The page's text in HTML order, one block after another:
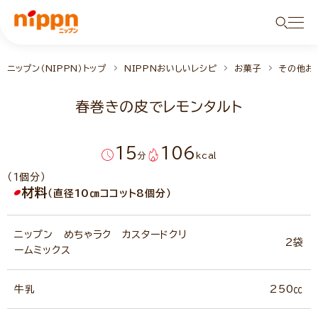
ニップン（NIPPN）トップ NIPPNおいしいレシピ お菓子 その他お
春巻きの皮でレモンタルト
15 分 106kcal
（1個分）
材料（直径10㎝ココット8個分）
ニップン めちゃラク カスタードクリ
ームミックス
2袋
牛乳 250㏄